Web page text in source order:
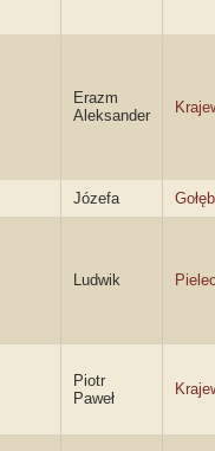
Erazm
Aleksander
Józefa
Ludwik
Piotr
Paweł